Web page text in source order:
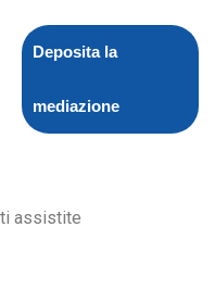
Deposita la
mediazione
assistite